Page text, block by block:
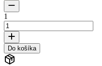
1
Do košíka